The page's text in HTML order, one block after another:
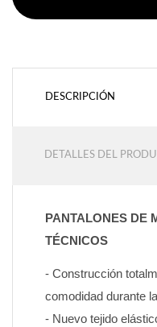
DESCRIPCIÓN
DETALLES DEL
PANTALONES DE
TÉCNICOS
- Construcción
comodidad durante
- Nuevo tejido